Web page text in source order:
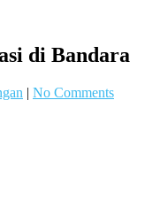
di Bandara
| No Comments